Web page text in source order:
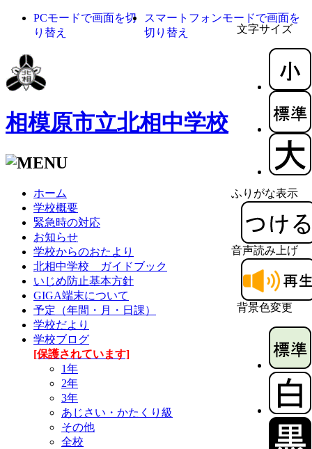
文字サイズ
ふりがな表示
音声読み上げ
背景色変更
PCモードで画面を切
り替え
スマートフォンモードで画面を
切り替え
相模原市立北相中学校
ホーム
学校概要
緊急時の対応
お知らせ
学校からのおたより
北相中学校 ガイドブック
いじめ防止基本方針
GIGA端末について
予定（年間・月・日課）
学校だより
学校ブログ
[保護されています]
1年
2年
3年
あじさい・かたくり級
その他
全校